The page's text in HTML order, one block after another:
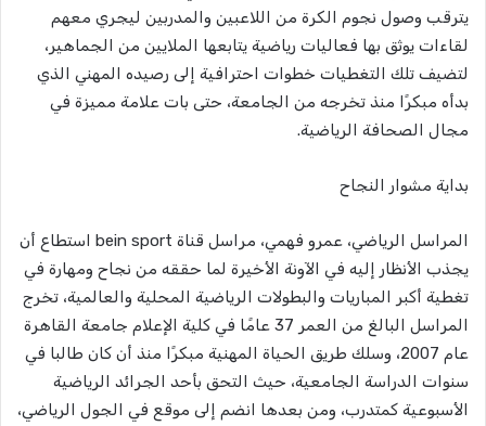
يترقب وصول نجوم الكرة من اللاعبين والمدربين ليجري معهم
لقاءات يوثق بها فعاليات رياضية يتابعها الملايين من الجماهير،
لتضيف تلك التغطيات خطوات احترافية إلى رصيده المهني الذي
بدأه مبكرًا منذ تخرجه من الجامعة، حتى بات علامة مميزة في
مجال الصحافة الرياضية.
بداية مشوار النجاح
المراسل الرياضي، عمرو فهمي، مراسل قناة bein sport استطاع أن
يجذب الأنظار إليه في الآونة الأخيرة لما حققه من نجاح ومهارة في
تغطية أكبر المباريات والبطولات الرياضية المحلية والعالمية، تخرج
المراسل البالغ من العمر 37 عامًا في كلية الإعلام جامعة القاهرة
عام 2007، وسلك طريق الحياة المهنية مبكرًا منذ أن كان طالبا في
سنوات الدراسة الجامعية، حيث التحق بأحد الجرائد الرياضية
الأسبوعية كمتدرب، ومن بعدها انضم إلى موقع في الجول الرياضي،